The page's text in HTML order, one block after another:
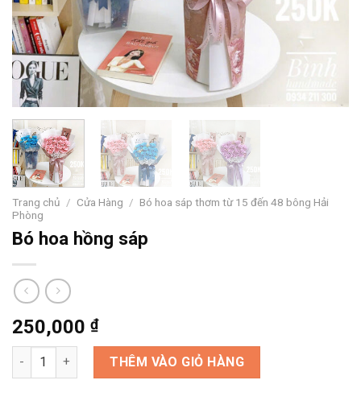
Trang chủ / Cửa Hàng / Bó hoa sáp thơm từ 15 đến 48 bông Hải
Phòng
Bó hoa hồng sáp
250,000 ₫
Bó hoa hồng sáp số lượngTHÊM VÀO GIỎ HÀNG